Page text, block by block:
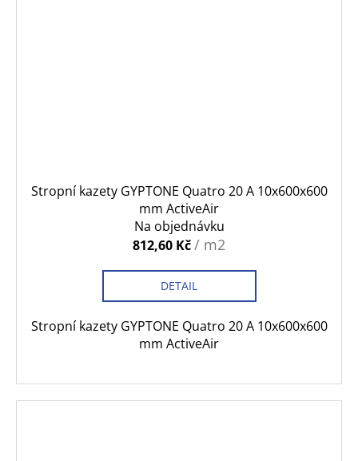
Stropní kazety GYPTONE Quatro 20 A 10x600x600
mm ActiveAir
Na objednávku
812,60 Kč/ m2
DETAIL
Stropní kazety GYPTONE Quatro 20 A 10x600x600
mm ActiveAir